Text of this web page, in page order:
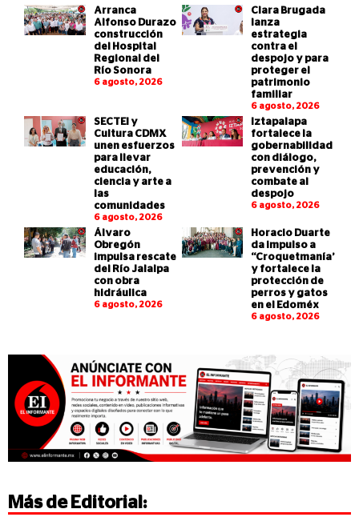
Arranca
Alfonso Durazo
construcción
del Hospital
Regional del
Río Sonora
6 agosto, 2026
Clara Brugada
lanza
estrategia
contra el
despojo y para
proteger el
patrimonio
familiar
6 agosto, 2026
SECTEI y
Cultura CDMX
unen esfuerzos
para llevar
educación,
ciencia y arte a
las
comunidades
6 agosto, 2026
Iztapalapa
fortalece la
gobernabilidad
con diálogo,
prevención y
combate al
despojo
6 agosto, 2026
Álvaro
Obregón
impulsa rescate
del Río Jalalpa
con obra
hidráulica
6 agosto, 2026
Horacio Duarte
da impulso a
“Croquetmanía”
y fortalece la
protección de
perros y gatos
en el Edoméx
6 agosto, 2026
Más de Editorial :